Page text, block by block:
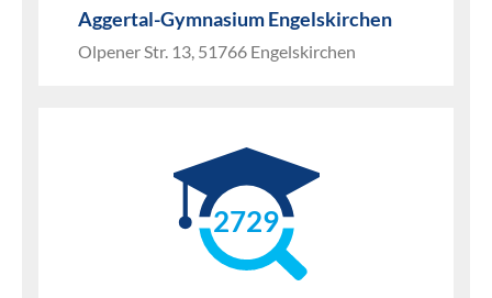
Aggertal-Gymnasium Engelskirchen
Olpener Str. 13, 51766 Engelskirchen
2729